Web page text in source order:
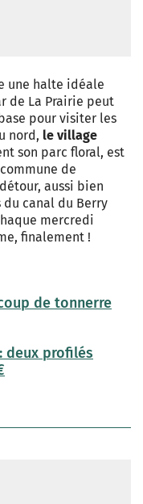
une halte idéale
de La Prairie peut
pour visiter les
nord, le village
son parc floral, est
de
aussi bien
canal du Berry
mercredi
finalement !
de tonnerre
deux profilés